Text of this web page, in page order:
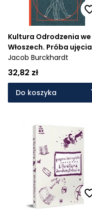
Kultura Odrodzenia we
Włoszech. Próba ujęcia
Jacob Burckhardt
32,82 zł
Do koszyka